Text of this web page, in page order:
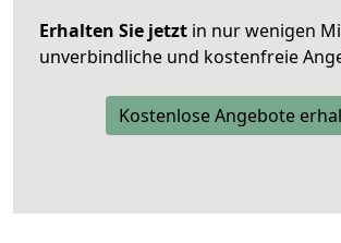
Erhalten Sie jetzt in nur wenigen
unverbindliche und kostenfreie
Kostenlose Angebote